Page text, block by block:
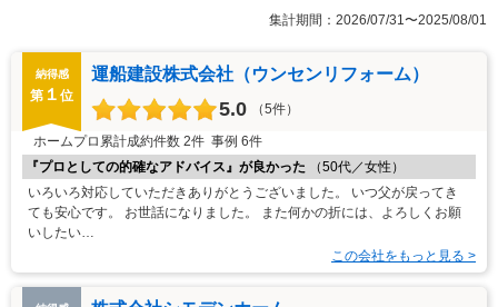
集計期間：2026/07/31〜2025/08/01
納得感
第 １ 位
運船建設株式会社（ウンセンリフォーム）
5.0 （5件）
ホームプロ累計成約件数 2件 事例 6件
『プロとしての的確なアドバイス』が良かった
（50代／女性）
いろいろ対応していただきありがとうございました。 いつ父が戻ってき
ても安心です。 お世話になりました。 また何かの折には、よろしくお願
いしたい…
この会社をもっと見る >